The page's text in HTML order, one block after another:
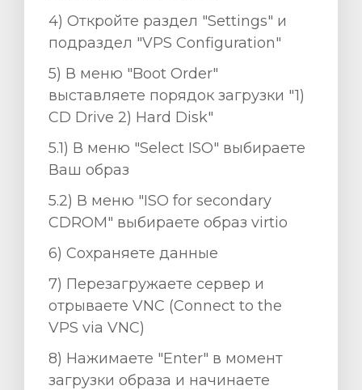
4) Откройте раздел "Settings" и
подраздел "VPS Configuration"
5) В меню "Boot Order"
выставляете порядок загрузки "1)
CD Drive 2) Hard Disk"
5.1) В меню "Select ISO" выбираете
Ваш образ
5.2) В меню "ISO for secondary
CDROM" выбираете образ virtio
6) Сохраняете данные
7) Перезагружаете сервер и
отрываете VNC (Connect to the
VPS via VNC)
8) Нажимаете "Enter" в момент
загрузки образа и начинаете